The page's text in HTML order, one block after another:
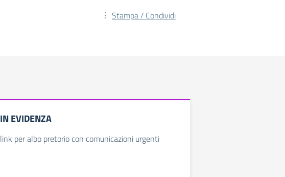
Stampa / Condividi
IN EVIDENZA
link per albo pretorio con comunicazioni urgenti